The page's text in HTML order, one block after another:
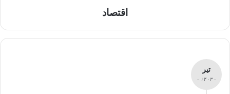
اقتصاد
تیر
- ۱۴۰۳ -